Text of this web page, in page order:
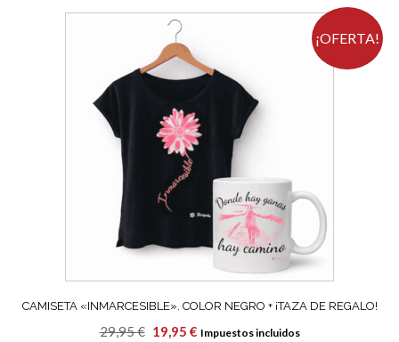
29,95 €.19,95 €.
producto
variantes.
se
pueden
página
de
producto
¡OFERTA!
CAMISETA «INMARCESIBLE». COLOR NEGRO + ¡TAZA DE REGALO!
29,95€ El
19,95 €ElImpuestos incluidos